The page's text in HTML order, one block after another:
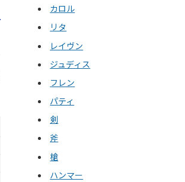
カロル
リタ
レイヴン
ジュディス
フレン
パティ
剣
斧
槍
ハンマー